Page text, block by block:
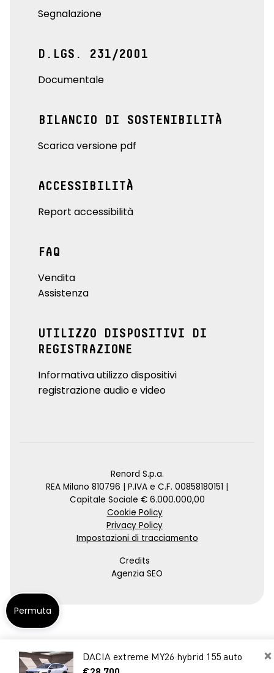
×
DACIA extreme MY26 hybrid 155 auto
Segnalazione
D.LGS. 231/2001
Documentale
BILANCIO DI SOSTENIBILITÀ
Scarica versione pdf
ACCESSIBILITÀ
Report accessibilità
FAQ
Vendita
Assistenza
UTILIZZO DISPOSITIVI DI
REGISTRAZIONE
Informativa utilizzo dispositivi
registrazione audio e video
Renord S.p.a.
REA Milano 810796 | P.IVA e C.F. 00858180151 |
Capitale Sociale € 6.000.000,00
Cookie Policy
Privacy Policy
Impostazioni di tracciamento
Credits
Agenzia SEO
Permuta